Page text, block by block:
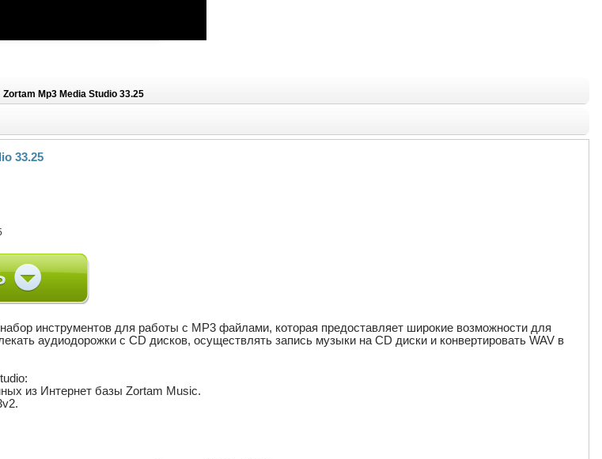
Zortam Mp3 Media Studio 33.25
33.25
инструментов для работы с MP3 файлами, которая предоставляет широкие возможности для
аудиодорожки с CD дисков, осуществлять запись музыки на CD диски и конвертировать WAV в
из Интернет базы Zortam Music.